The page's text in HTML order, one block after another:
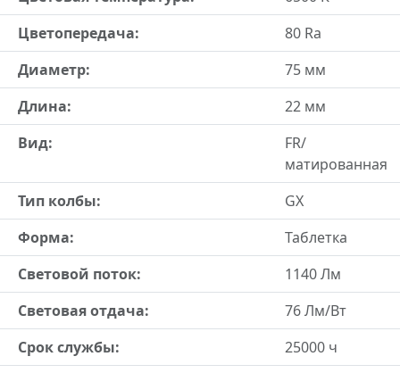
Цветопередача:
80 Ra
Диаметр:
75 мм
Длина:
22 мм
Вид:
FR/
матированная
Тип колбы:
GX
Форма:
Таблетка
Световой поток:
1140 Лм
Световая отдача:
76 Лм/Вт
Срок службы:
25000 ч